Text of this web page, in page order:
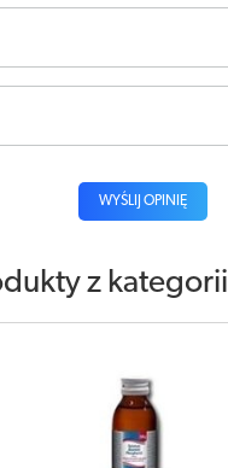
WYŚLIJ OPINIĘ
z kategorii